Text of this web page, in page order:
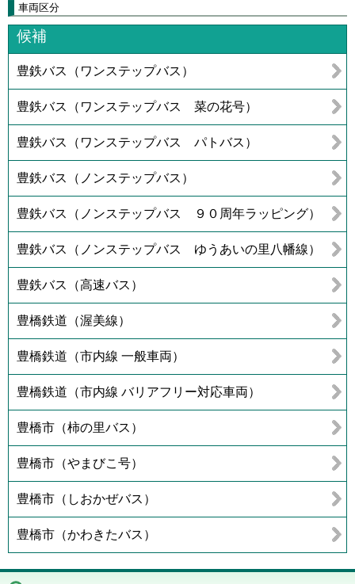
車両区分
候補
豊鉄バス（ワンステップバス）
豊鉄バス（ワンステップバス 菜の花号）
豊鉄バス（ワンステップバス パトバス）
豊鉄バス（ノンステップバス）
豊鉄バス（ノンステップバス ９０周年ラッピング）
豊鉄バス（ノンステップバス ゆうあいの里八幡線）
豊鉄バス（高速バス）
豊橋鉄道（渥美線）
豊橋鉄道（市内線 一般車両）
豊橋鉄道（市内線 バリアフリー対応車両）
豊橋市（柿の里バス）
豊橋市（やまびこ号）
豊橋市（しおかぜバス）
豊橋市（かわきたバス）